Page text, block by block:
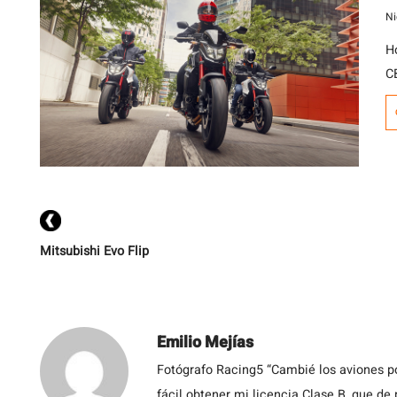
Mitsubishi Evo Flip
Emilio Mejías
Fotógrafo Racing5 “Cambié los aviones